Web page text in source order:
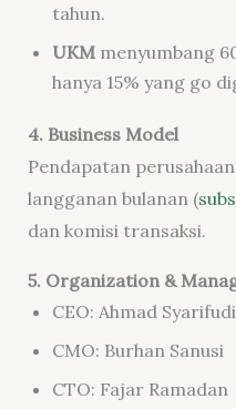
tahun.
UKMmenyumbang
hanya 15% yang go
4. Business Model
Pendapatan
langganan bulanan (
dan komisi transaksi.
5. Organization &
CEO: Ahmad
CMO: Burhan Sanusi
CTO: Fajar Ramadan